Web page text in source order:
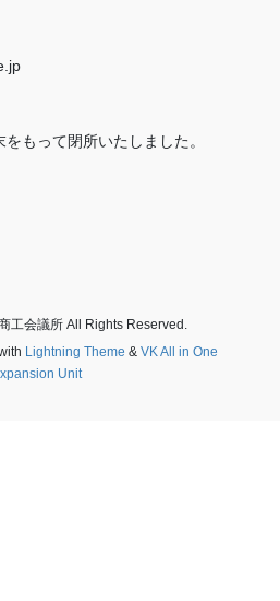
もって閉所いたしました。
工会議所 All Rights Reserved.
Lightning Theme & VK All in One
Unit